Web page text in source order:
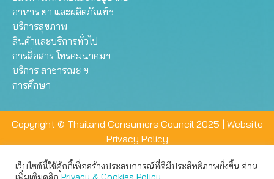
อาหาร ยา และผลิตภัณฑ์ฯ
บริการสุขภาพ
สินค้าและบริการทั่วไป
การสื่อสาร โทรคมนาคมฯ
บริการ สาธารณะ ฯ
การศึกษา
Copyright © Thailand Consumers Council 2025 | Website
Privacy Policy
เว็บไซต์นี้ใช้คุ้กกี้เพื่อสร้างประสบการณ์ที่ดีมีประสิทธิภาพยิ่งขึ้น อ่าน
เว็บไซต์นี้ใช้คุกกี้เพื่อมอบประสบการณ์การใช้งานที่ดีให้แก่ท่าน คุณ